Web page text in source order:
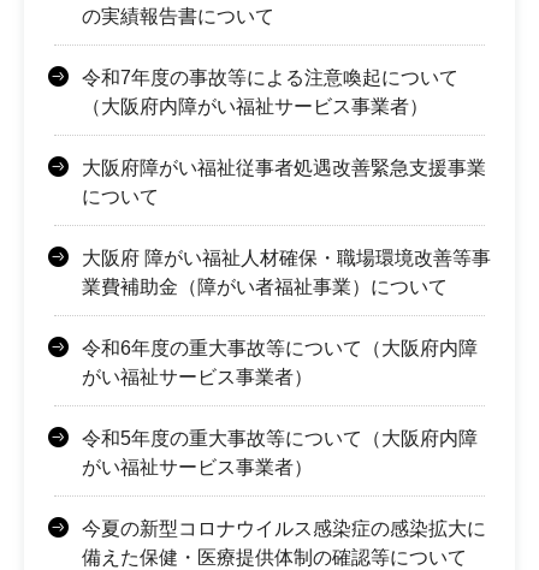
の実績報告書について
令和7年度の事故等による注意喚起について
（大阪府内障がい福祉サービス事業者）
大阪府障がい福祉従事者処遇改善緊急支援事業
について
大阪府 障がい福祉人材確保・職場環境改善等事
業費補助金（障がい者福祉事業）について
令和6年度の重大事故等について（大阪府内障
がい福祉サービス事業者）
令和5年度の重大事故等について（大阪府内障
がい福祉サービス事業者）
今夏の新型コロナウイルス感染症の感染拡大に
備えた保健・医療提供体制の確認等について